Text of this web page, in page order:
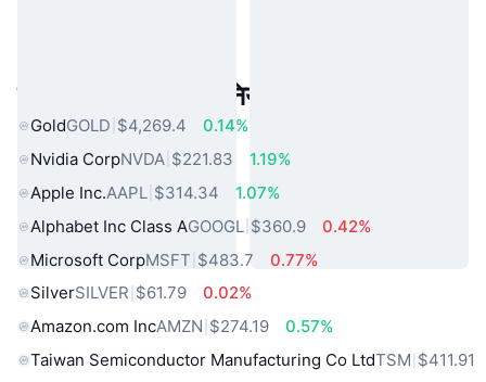
लोकप्रिय वास्तविक दुनिया की संपत्तियां
GoldGOLD $4,269.4
0.14%
Nvidia CorpNVDA $221.83
1.19%
Apple Inc.AAPL $314.34
1.07%
Alphabet Inc Class AGOOGL $360.9
0.42%
Microsoft CorpMSFT $483.7
0.77%
SilverSILVER $61.79
0.02%
Amazon.com IncAMZN $274.19
0.57%
Taiwan Semiconductor Manufacturing Co LtdTSM $411.91